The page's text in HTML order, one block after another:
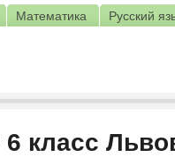
Математика Русский
класс